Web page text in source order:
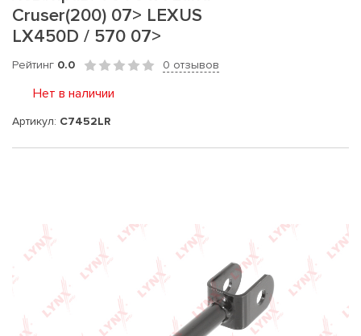
Cruser(200) 07> LEXUS
LX450D / 570 07>
Рейтинг 0.0 0 отзывов
Нет в наличии
Артикул: C7452LR